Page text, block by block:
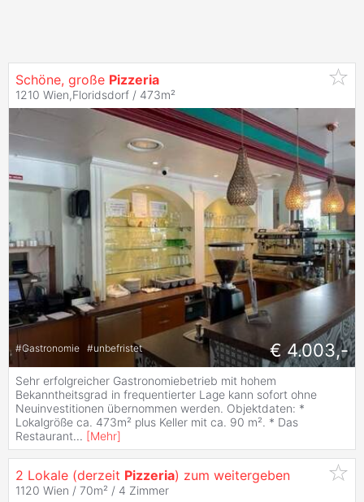
Schöne, große Pizzeria
1210 Wien,Floridsdorf / 473m²
#Gastronomie #unbefristet € 4.003,-
Sehr erfolgreicher Gastronomiebetrieb mit hohem
Bekanntheitsgrad in frequentierter Lage kann sofort ohne
Neuinvestitionen übernommen werden. Objektdaten: *
Lokalgröße ca. 473m² plus Keller mit ca. 90 m². * Das
Restaurant... [Mehr]
2 Lokale (derzeit Pizzeria) zum weitergeben
1120 Wien / 70m² / 4 Zimmer